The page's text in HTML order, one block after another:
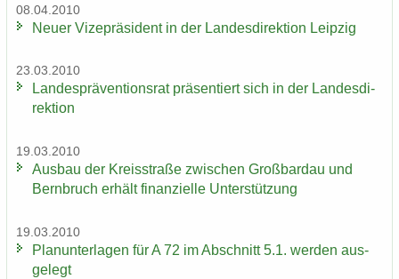
08.04.2010
Neuer Vi­ze­prä­si­dent in der Lan­des­di­rek­ti­on Leip­zig
23.03.2010
Lan­des­prä­ven­ti­ons­rat prä­sen­tiert sich in der Lan­des­di­
rek­ti­on
19.03.2010
Aus­bau der Kreis­stra­ße zwi­schen Groß­bardau und
Bern­bruch er­hält fi­nan­zi­el­le Un­ter­stüt­zung
19.03.2010
Plan­un­ter­la­gen für A 72 im Ab­schnitt 5.1. wer­den aus­
ge­legt